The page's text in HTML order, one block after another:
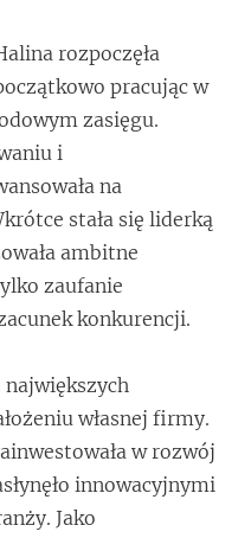
rozpoczęła
pracując w
zasięgu.
i
na
stała się liderką
ambitne
zaufanie
konkurencji.
własnej firmy.
w rozwój
innowacyjnymi
Jako